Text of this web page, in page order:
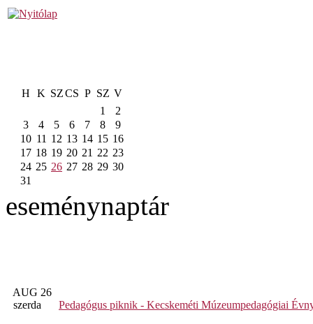
H K SZCS P SZ V
1
2
3
4 5 6 7 8
9
10 11 12 13 14 15 16
17 18 19 20 21 22 23
24 25 26 27 28 29 30
31
eseménynaptár
AUG 26
szerda
Pedagógus piknik - Kecskeméti Múzeumpedagógiai